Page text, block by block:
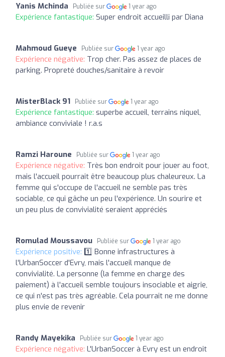
Yanis Mchinda Publiée sur 1 year ago
Expérience fantastique: Super endroit accueilli par Diana
Mahmoud Gueye Publiée sur 1 year ago
Expérience négative: Trop cher. Pas assez de places de
parking. Propreté douches/sanitaire à revoir
MisterBlack 91 Publiée sur 1 year ago
Expérience fantastique: superbe accueil, terrains niquel,
ambiance conviviale ! r.a.s
Ramzi Haroune Publiée sur 1 year ago
Expérience négative: Très bon endroit pour jouer au foot,
mais l'accueil pourrait être beaucoup plus chaleureux. La
femme qui s'occupe de l'accueil ne semble pas très
sociable, ce qui gâche un peu l'expérience. Un sourire et
un peu plus de convivialité seraient appréciés
Romulad Moussavou Publiée sur 1 year ago
Expérience positive: 1️⃣ Bonne infrastructures à
l'UrbanSoccer d'Evry, mais l'accueil manque de
convivialité. La personne (la femme en charge des
paiement) à l'accueil semble toujours insociable et aigrie,
ce qui n'est pas très agréable. Cela pourrait ne me donne
plus envie de revenir
Randy Mayekika Publiée sur 1 year ago
Expérience négative: L'UrbanSoccer à Evry est un endroit